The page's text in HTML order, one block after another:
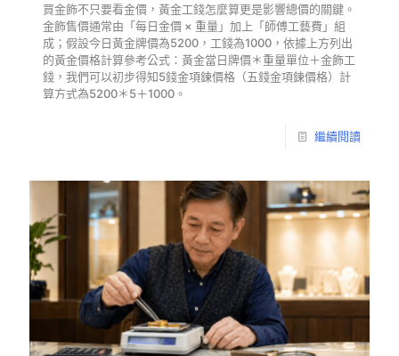
買金飾不只要看金價，黃金工錢怎麼算更是影響總價的關鍵。
金飾售價通常由「每日金價 × 重量」加上「師傅工藝費」組
成；假設今日黃金牌價為5200，工錢為1000，依據上方列出
的黃金價格計算參考公式：黃金當日牌價＊重量單位＋金飾工
錢，我們可以初步得知5錢金項鍊價格（五錢金項鍊價格）計
算方式為5200＊5＋1000。
繼續閱讀